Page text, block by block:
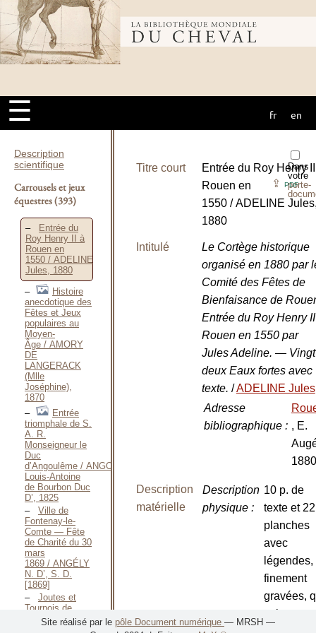
Bibliothèque
mondiale du
cheval
☰ fr en
Description
scientifique
Carrousels et jeux
équestres(393)
Entrée du
Roy Henry II à
Rouen en
1550 / ADELINE
Jules, 1880
Histoire
anecdotique des
Fêtes et Jeux
populaires au
Moyen-
Âge / AMORY
DE
LANGERACK
(Mlle
Joséphine),
1870
Entrée
triomphale de S.
A. R.
Monseigneur le
Duc
d’Angoulême / ANGOULÊME
Louis-Antoine
de Bourbon Duc
D’, 1825
Ville de
Fontenay-le-
Comte — Fête
de Charité du 30
mars
1869 / ANGÉLY
N. D’, S. D.
[1869]
Joutes et
Tournois de
Henry VIII en
1510 / Anonyme,
Dans
votre
porte-
⇪ PDF
Titre court
Entrée du Roy Henry
Rouen en
1550 / ADELINE
1880
Intitulé
Le Cortège historique
organisé en 1880 par
Comité des Fêtes de
Bienfaisance de
Entrée du Roy Henry
Rouen en 1550 par
Jules Adeline. —
deux Eaux fortes avec
texte. /ADELINE Jules
Adresse
bibliographique: , E.
1880
Description
matérielle
Description
physique:
10 p. de
texte et 22
planches
avec
légendes,
finement
gravées,
existent
Site réalisé par le pôle Document numérique — MRSH —